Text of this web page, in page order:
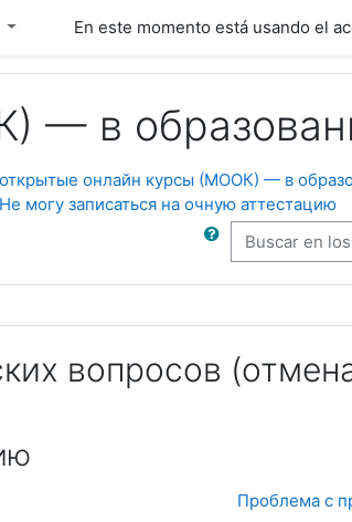
En este momento está usando el
— в
онлайн курсы (МООК) — в
Не могу записаться на очную аттестацию
Buscar en los
вопросов
Проблема с